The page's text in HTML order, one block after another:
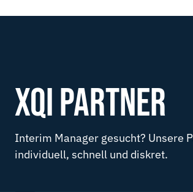
XQI PARTNER
Interim Manager gesucht? Unsere
individuell, schnell und diskret.